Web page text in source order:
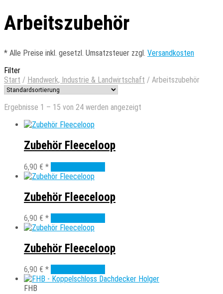
Arbeitszubehör
* Alle Preise inkl. gesetzl. Umsatzsteuer zzgl. Versandkosten
Filter
Start / Handwerk, Industrie & Landwirtschaft / Arbeitszubehör
Ergebnisse 1 – 15 von 24 werden angezeigt
Zubehör Fleeceloop
6,90 € *
Zubehör Fleeceloop
6,90 € *
Zubehör Fleeceloop
6,90 € *
FHB